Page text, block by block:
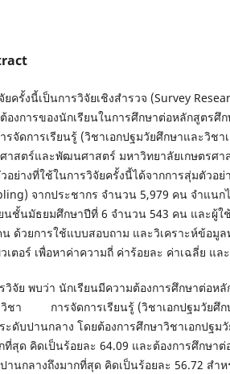
ยครั้งนี้เป็นการวิจัยเชิงสำรวจ (Survey
องการของนักเรียนในการศึกษาต่อหลักสูตร
รจัดการเรียนรู้ (วิชาเอกปฐมวัยศึกษาและวิช
าสตร์และพัฒนศาสตร์ มหาวิทยาลัยเกษตรศา
อย่างที่ใช้ในการวิจัยครั้งนี้ได้จากการสุ่มตัวอ
จากประชากร จำนวน 5,979 คน จำแนก
นชั้นมัธยมศึกษาปีที่ 6 จำนวน 543 คน และผู้
น ด้วยการใช้แบบสอบถาม และวิเคราะห์ข้อมู
เตอร์ เพื่อหาค่าความถี่ ค่าร้อยละ ค่าเฉลี่ย แล
วิจัย พบว่า นักเรียนมีความต้องการศึกษาต่อ
ชา การจัดการเรียนรู้ (วิชาเอกปฐมวัยศึก
ะดับปานกลาง โดยต้องการศึกษาวิชาเอกปฐม
ที่สุด คิดเป็นร้อยละ 64.09 และต้องการศึกษา
านกลางถึงมากที่สุด คิดเป็นร้อยละ 56.72 สำ